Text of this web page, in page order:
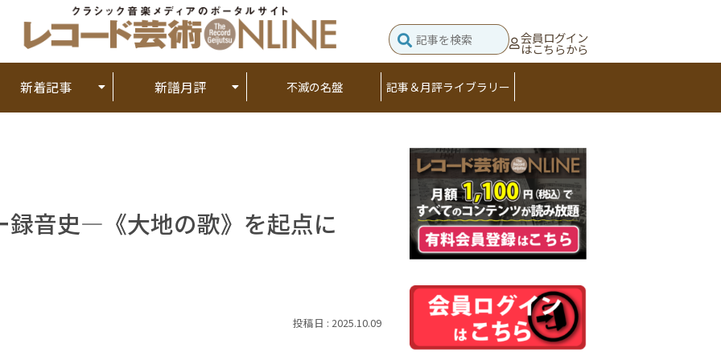
会員ログイン
はこちらから
新着記事 新譜月評 不滅の名盤 記事＆月評ライブラリー
録音史―《大地の歌》を起点に
2025.10.09